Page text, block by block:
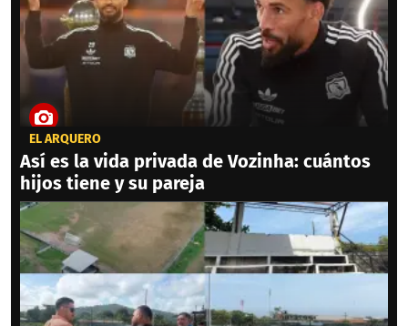
EL ARQUERO
Así es la vida privada de Vozinha: cuántos
hijos tiene y su pareja